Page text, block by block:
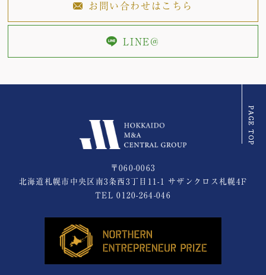
お問い合わせはこちら
LINE@
〒060-0063
北海道札幌市中央区南3条西3丁目11-1 サザンクロス札幌4F
TEL0120-264-046